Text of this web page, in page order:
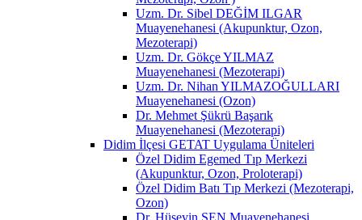
Uzm. Dr. Sibel DEĞİM ILGAR
Muayenehanesi (Akupunktur, Ozon,
Mezoterapi)
Uzm. Dr. Gökçe YILMAZ
Muayenehanesi (Mezoterapi)
Uzm. Dr. Nihan YILMAZOĞULLARI
Muayenehanesi (Ozon)
Dr. Mehmet Şükrü Başarık
Muayenehanesi (Mezoterapi)
Didim İlçesi GETAT Uygulama Üniteleri
Özel Didim Egemed Tıp Merkezi
(Akupunktur, Ozon, Proloterapi)
Özel Didim Batı Tıp Merkezi (Mezoterapi,
Ozon)
Dr. Hüseyin ŞEN Muayenehanesi